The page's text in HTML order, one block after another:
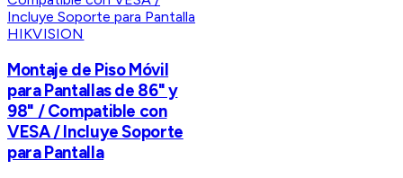
HIKVISION
Montaje de Piso Móvil
para Pantallas de 86" y
98" / Compatible con
VESA / Incluye Soporte
para Pantalla